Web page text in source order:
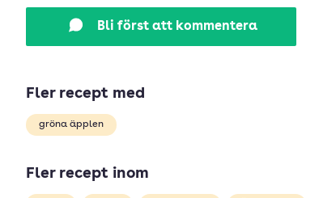
Bli först att kommentera
Fler recept med
gröna äpplen
Fler recept inom